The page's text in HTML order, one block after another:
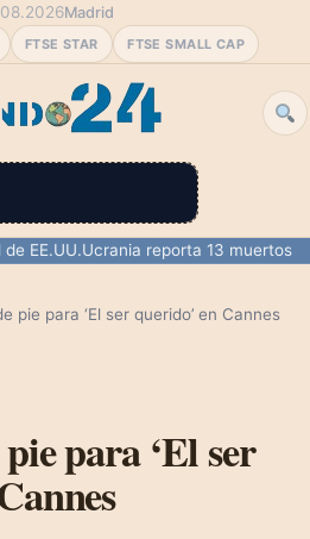
FTSE STAR FTSE SMALL CAP
Madrid
Ucrania reporta 13 muertos y 77
pie para ‘El ser querido’ en Cannes
para ‘El ser